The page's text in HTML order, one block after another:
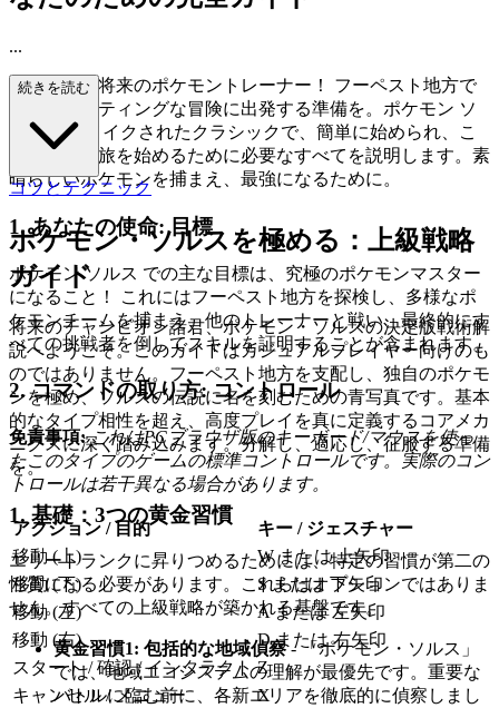
...
ようこそ、将来のポケモントレーナー！ フーペスト地方で
のエキサイティングな冒険に出発する準備を。ポケモン ソ
ルス はリメイクされたクラシックで、簡単に始められ、こ
のガイドが旅を始めるために必要なすべてを説明します。素
晴らしいポケモンを捕まえ、最強になるために。
1. あなたの使命: 目標
ポケモン ソルス での主な目標は、究極のポケモンマスター
になること！ これにはフーペスト地方を探検し、多様なポ
ケモンチームを捕まえ、他のトレーナーと戦い、最終的にす
べての挑戦者を倒してスキルを証明することが含まれます。
2. コマンドの取り方: コントロール
免責事項: これはPCブラウザ版のキーボード/マウスを使っ
たこのタイプのゲームの標準コントロールです。実際のコン
トロールは若干異なる場合があります。
アクション / 目的
キー / ジェスチャー
移動 (上)
W または 上矢印
移動 (下)
S または 下矢印
移動 (左)
A または 左矢印
移動 (右)
D または 右矢印
スタート / 確認 / インタラクト Z
キャンセル / メニュー
X
続きを読む
コツとテクニック
ポケモン・ソルスを極める：上級戦略
ガイド
将来のチャンピオン諸君、ポケモン・ソルスの決定版戦術解
説へようこそ。このガイドはカジュアルプレイヤー向けのも
のではありません。フーペスト地方を支配し、独自のポケモ
ンを極め、ソルスの伝説に名を刻むための青写真です。基本
的なタイプ相性を超え、高度プレイを真に定義するコアメカ
ニクスに深く踏み込みます。分解し、適応し、征服する準備
を。
1. 基礎：3つの黄金習慣
エリートランクに昇りつめるためには、特定の習慣が第二の
性質になる必要があります。これらはオプションではありま
せん。すべての上級戦略が築かれる基盤です。
黄金習慣1: 包括的な地域偵察- 「ポケモン・ソルス」
では、地域エコシステムの理解が最優先です。重要な
バトルに臨む前に、各新エリアを徹底的に偵察しまし